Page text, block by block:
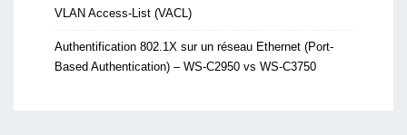
VLAN Access-List (VACL)
Authentification 802.1X sur un réseau Ethernet (Port-
Based Authentication) – WS-C2950 vs WS-C3750